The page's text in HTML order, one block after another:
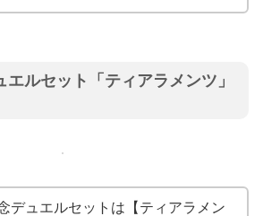
エルセット「ティアラメンツ」
デュエルセットは【ティアラメン